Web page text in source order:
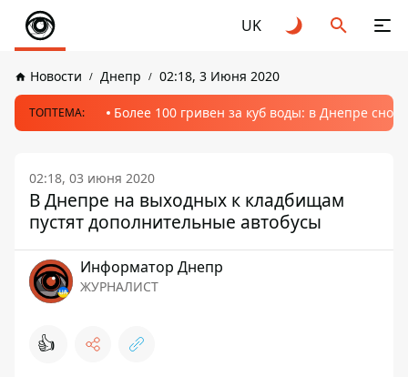
UK
Новости Днепр 02:18, 3 Июня 2020
ТОПТЕМА: Более 100 гривен за куб воды: в Днепре
02:18, 03 июня 2020
В Днепре на выходных к кладбищам
пустят дополнительные автобусы
Информатор Днепр
ЖУРНАЛИСТ
👍